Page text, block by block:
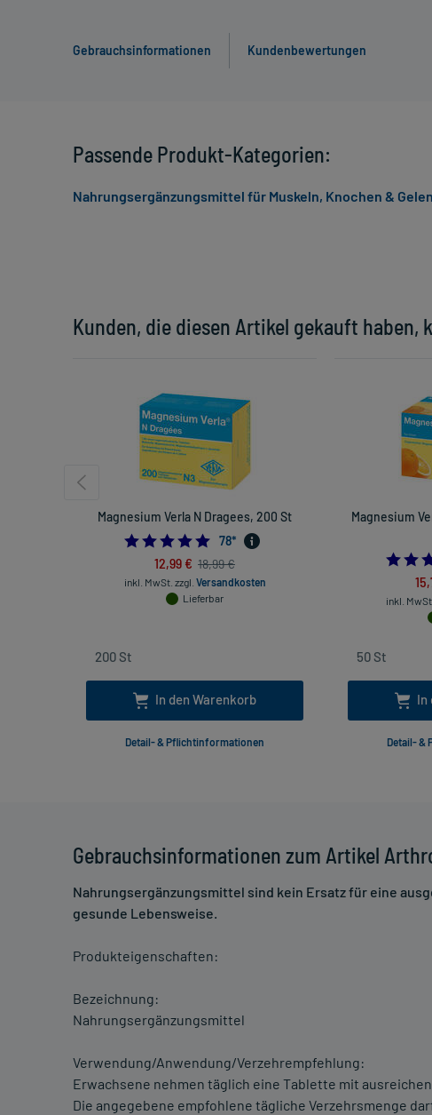
Gebrauchsinformationen Kundenbewertungen
Gebrauchsinformationen zum Artikel
Nahrungsergänzungsmittel sind kein Ersatz für eine
gesunde Lebensweise.
Produkteigenschaften:
Bezeichnung:
Nahrungsergänzungsmittel
Verwendung/Anwendung/Verzehrempfehlung:
Erwachsene nehmen täglich eine Tablette mit
Die angegebene empfohlene tägliche Verzehrsmenge
Kunden, die diesen Artikel gekauft haben,
Magnesium Verla N Dragees, 200 St
4.884615384615385
78*
12,99 € 18,99 €
inkl. MwSt. zzgl. Versandkosten
Lieferbar
In den Warenkorb
Detail- & Pflichtinformationen
Magnesium
inkl. MwSt.
In
Detail- &
Passende Produkt-Kategorien:
Nahrungsergänzungsmittel für Muskeln, Knochen &